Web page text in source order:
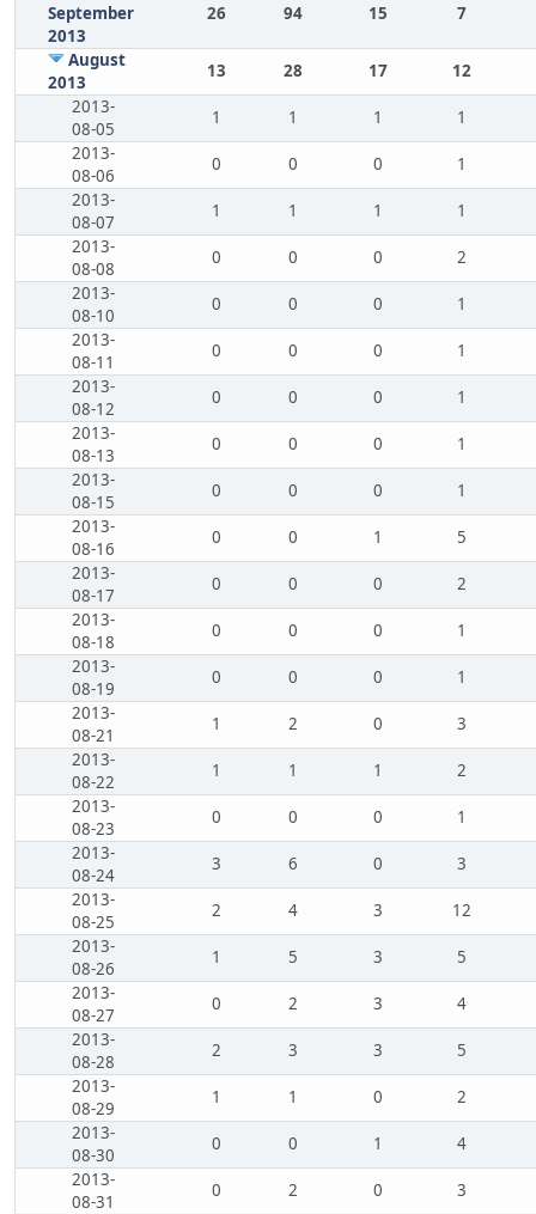
September
2013
26 94 15 7
August
2013
13 28 17
12
2013-
08-05
1 1 1
1
2013-
08-06
0 0 0
1
2013-
08-07
1 1 1
1
2013-
08-08
0 0 0
2
2013-
08-10
0 0 0
1
2013-
08-11
0 0 0
1
2013-
08-12
0 0 0
1
2013-
08-13
0 0 0
1
2013-
08-15
0 0 0
1
2013-
08-16
0 0 1
5
2013-
08-17
0 0 0
2
2013-
08-18
0 0 0
1
2013-
08-19
0 0 0
1
2013-
08-21
1 2 0
3
2013-
08-22
1 1 1
2
2013-
08-23
0 0 0
1
2013-
08-24
3 6 0
3
2013-
08-25
2 4 3
12
2013-
08-26
1 5 3
5
2013-
08-27
0 2 3
4
2013-
08-28
2 3 3
5
2013-
08-29
1 1 0
2
2013-
08-30
0 0 1
4
2013-
08-31
0 2 0 3